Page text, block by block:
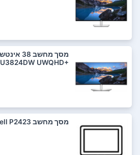
U3824DW UWQHD+‎ דל
מסך מחשב Dell P2423 ‏24 ‏אינטש XGA דל